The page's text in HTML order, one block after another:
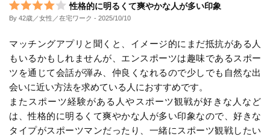
性格的に明るくて爽やかな人が多い印象
By 42歳／女性／在宅ワーク - 2025/10/10
マッチングアプリと聞くと、イメージ的にまだ抵抗がある人
もいるかもしれませんが、エンスポーツは趣味であるスポー
ツを通じて会話が弾み、仲良くなれるので少しでも自然な出
会いに近い方法を求めている人におすすめです。
またスポーツ経験がある人やスポーツ観戦が好きな人など
は、性格的に明るくて爽やかな人が多い印象なので、好きな
タイプがスポーツマンだったり、一緒にスポーツ観戦したい